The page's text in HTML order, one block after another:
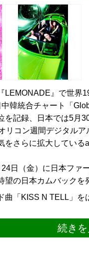
LEMONADE』で世界
中韓統合チャート「
を記録、日本では5月
リコン週間デジタル
をさらに拡大している
日（金）に日本ファ
望の日本カムバックを
曲「KISS N TELL」
続き